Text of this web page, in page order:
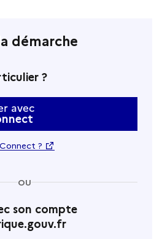
démarche
?
avec
?
OU
son compte